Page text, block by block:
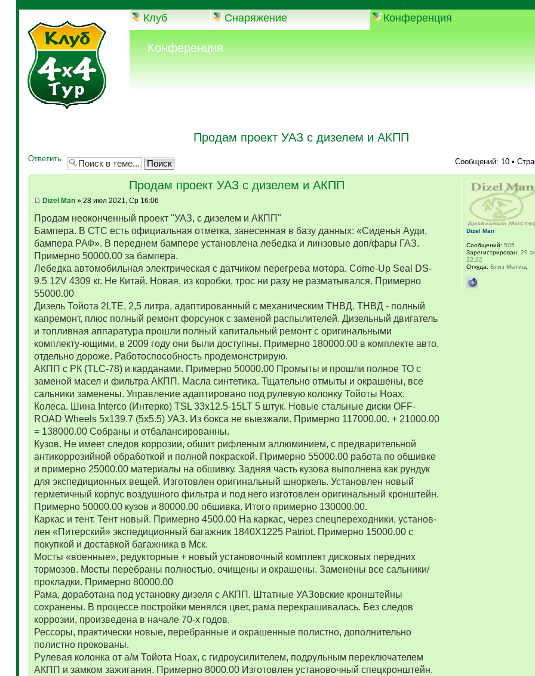
-->
Клуб Снаряжение Конференция
Конференция
Продам проект УАЗ с дизелем и АКПП
Ответить Сообщений: 10 •
Продам проект УАЗ с дизелем и АКПП
Dizel Man» 28 июл 2021, Ср 16:06
Продам неоконченный проект "УАЗ, с дизелем и АКПП"
Бампера. В СТС есть официальная отметка, занесенная в базу данных: «Сиденья Ауди,
бампера РАФ». В переднем бампере установлена лебедка и линзовые доп/фары ГАЗ.
Примерно 50000.00 за бампера.
Лебедка автомобильная электрическая с датчиком перегрева мотора. Come-Up Seal DS-
9.5 12V 4309 кг. Не Китай. Новая, из коробки, трос ни разу не разматывался. Примерно
55000.00
Дизель Тойота 2LTE, 2,5 литра, адаптированный с механическим ТНВД. ТНВД - полный
капремонт, плюс полный ремонт форсунок с заменой распылителей. Дизельный двигатель
и топливная аппаратура прошли полный капитальный ремонт с оригинальными
комплекту-ющими, в 2009 году они были доступны. Примерно 180000.00 в комплекте авто,
отдельно дороже. Работоспособность продемонстрирую.
АКПП с РК (TLC-78) и карданами. Примерно 50000.00 Промыты и прошли полное ТО с
заменой масел и фильтра АКПП. Масла синтетика. Тщательно отмыты и окрашены, все
сальники заменены. Управление адаптировано под рулевую колонку Тойоты Ноах.
Колеса. Шина Interco (Интерко) TSL 33x12.5-15LT 5 штук. Новые стальные диски OFF-
ROAD Wheels 5x139.7 (5x5.5) УАЗ. Из бокса не выезжали. Примерно 117000.00. + 21000.00
= 138000.00 Собраны и отбалансированны.
Кузов. Не имеет следов коррозии, обшит рифленым аллюминием, с предварительной
антикоррозийной обработкой и полной покраской. Примерно 55000.00 работа по обшивке
и примерно 25000.00 материалы на обшивку. Задняя часть кузова выполнена как рундук
для экспедиционных вещей. Изготовлен оригинальный шноркель. Установлен новый
герметичный корпус воздушного фильтра и под него изготовлен оригинальный кронштейн.
Примерно 50000.00 кузов и 80000.00 обшивка. Итого примерно 130000.00.
Каркас и тент. Тент новый. Примерно 4500.00 На каркас, через спецпереходники, установ-
лен «Питерский» экспедиционный багажник 1840Х1225 Patriot. Примерно 15000.00 с
покупкой и доставкой багажника в Мск.
Мосты «военные», редукторные + новый установочный комплект дисковых передних
тормозов. Мосты перебраны полностью, очищены и окрашены. Заменены все сальники/
прокладки. Примерно 80000.00
Рама, доработана под установку дизеля с АКПП. Штатные УАЗовские кронштейны
сохранены. В процессе постройки менялся цвет, рама перекрашивалась. Без следов
коррозии, произведена в начале 70-х годов.
Рессоры, практически новые, перебранные и окрашенные полистно, дополнительно
полистно прокованы.
Рулевая колонка от а/м Тойота Ноах, с гидроусилителем, подрульным переключателем
АКПП и замком зажигания. Примерно 8000.00 Изготовлен установочный спецкронштейн.
Dizel Man
Сообщений: 505
Зарегистрирован: 29
22:22
Откуда: Близ Мытищ